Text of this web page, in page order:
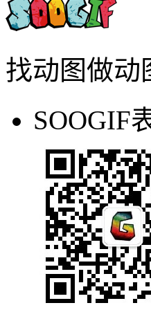
找动图做动
SOOGIF